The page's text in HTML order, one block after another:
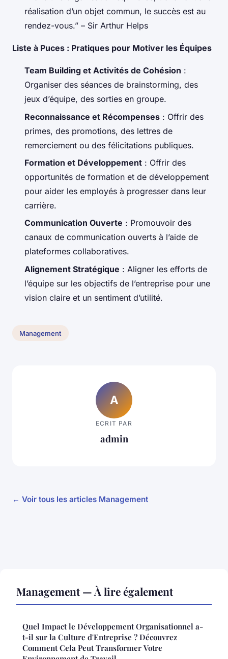
réalisation d’un objet commun, le succès est au
rendez-vous.” – Sir Arthur Helps
Liste à Puces : Pratiques pour Motiver les Équipes
Team Building et Activités de Cohésion :
Organiser des séances de brainstorming, des
jeux d’équipe, des sorties en groupe.
Reconnaissance et Récompenses : Offrir des
primes, des promotions, des lettres de
remerciement ou des félicitations publiques.
Formation et Développement : Offrir des
opportunités de formation et de développement
pour aider les employés à progresser dans leur
carrière.
Communication Ouverte : Promouvoir des
canaux de communication ouverts à l’aide de
plateformes collaboratives.
Alignement Stratégique : Aligner les efforts de
l’équipe sur les objectifs de l’entreprise pour une
vision claire et un sentiment d’utilité.
Management
A
ECRIT PAR
admin
← Voir tous les articles Management
Management — À lire également
Quel Impact le Développement Organisationnel a-
t-il sur la Culture d'Entreprise ? Découvrez
Comment Cela Peut Transformer Votre